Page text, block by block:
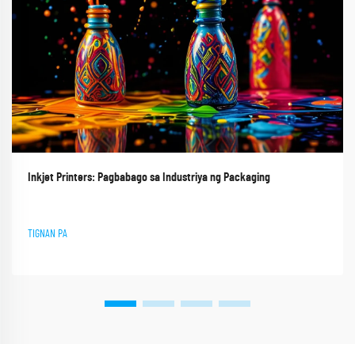
Inkjet Printers: Pagbabago sa Industriya ng Packaging
TIGNAN PA